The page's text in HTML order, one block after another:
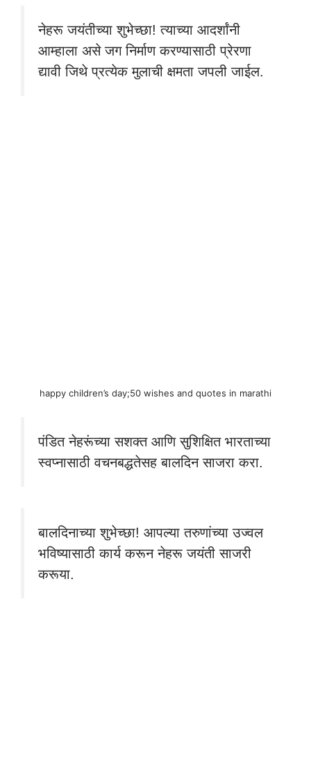
नेहरू जयंतीच्या शुभेच्छा! त्याच्या आदर्शांनी
आम्हाला असे जग निर्माण करण्यासाठी प्रेरणा
द्यावी जिथे प्रत्येक मुलाची क्षमता जपली जाईल.
happy children’s day;50 wishes and quotes in marathi
पंडित नेहरूंच्या सशक्त आणि सुशिक्षित भारताच्या
स्वप्नासाठी वचनबद्धतेसह बालदिन साजरा करा.
बालदिनाच्या शुभेच्छा! आपल्या तरुणांच्या उज्वल
भविष्यासाठी कार्य करून नेहरू जयंती साजरी
करूया.